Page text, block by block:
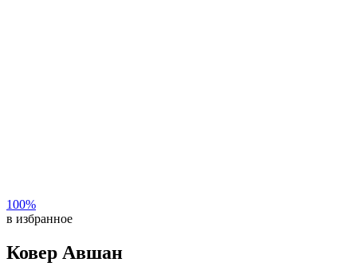
100%
в избранное
Ковер Авшан